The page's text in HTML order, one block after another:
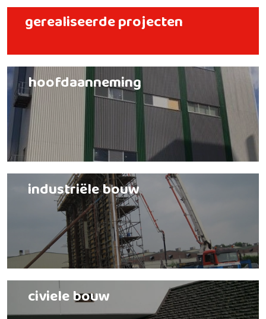
gerealiseerde projecten
hoofdaanneming
industriële bouw
civiele bouw